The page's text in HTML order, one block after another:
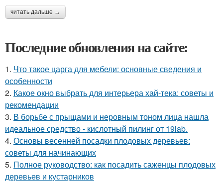
читать дальше →
Последние обновления на сайте:
1. Что такое царга для мебели: основные сведения и
особенности
2. Какое окно выбрать для интерьера хай-тека: советы и
рекомендации
3. В борьбе с прыщами и неровным тоном лица нашла
идеальное средство - кислотный пилинг от 19lab.
4. Основы весенней посадки плодовых деревьев:
советы для начинающих
5. Полное руководство: как посадить саженцы плодовых
деревьев и кустарников